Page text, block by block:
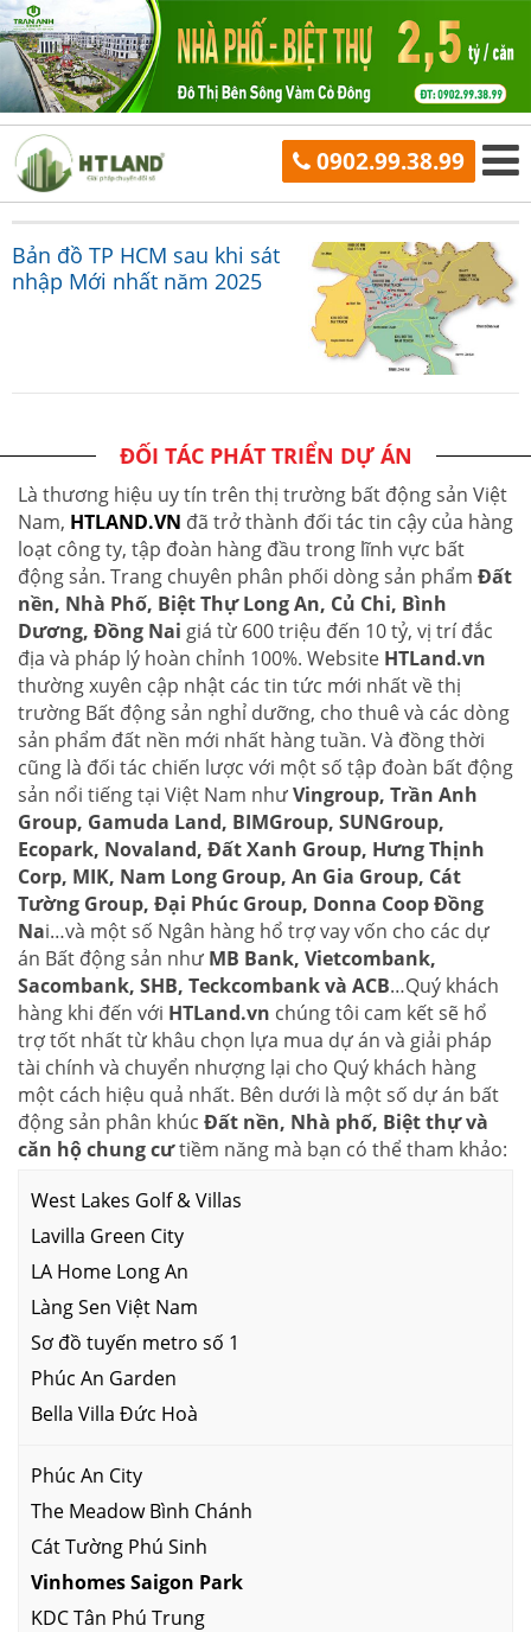
0902.99.38.99
Bản đồ TP HCM sau khi sát
nhập Mới nhất năm 2025
ĐỐI TÁC PHÁT TRIỂN DỰ ÁN
Là thương hiệu uy tín trên thị trường bất động sản Việt
Nam, HTLAND.VN đã trở thành đối tác tin cậy của hàng
loạt công ty, tập đoàn hàng đầu trong lĩnh vực bất
động sản. Trang chuyên phân phối dòng sản phẩm Đất
nền, Nhà Phố, Biệt Thự Long An, Củ Chi, Bình
Dương, Đồng Nai giá từ 600 triệu đến 10 tỷ, vị trí đắc
địa và pháp lý hoàn chỉnh 100%. Website HTLand.vn
thường xuyên cập nhật các tin tức mới nhất về thị
trường Bất động sản nghỉ dưỡng, cho thuê và các dòng
sản phẩm đất nền mới nhất hàng tuần. Và đồng thời
cũng là đối tác chiến lược với một số tập đoàn bất động
sản nổi tiếng tại Việt Nam nhưVingroup, Trần Anh
Group, Gamuda Land, BIMGroup, SUNGroup,
Ecopark, Novaland, Đất Xanh Group, Hưng Thịnh
Corp, MIK, Nam Long Group, An Gia Group, Cát
Tường Group, Đại Phúc Group, Donna Coop Đồng
Nai…và một số Ngân hàng hổ trợ vay vốn cho các dự
án Bất động sản như MB Bank, Vietcombank,
Sacombank, SHB, Teckcombank và ACB…Quý khách
hàng khi đến với HTLand.vn chúng tôi cam kết sẽ hổ
trợ tốt nhất từ khâu chọn lựa mua dự án và giải pháp
tài chính và chuyển nhượng lại cho Quý khách hàng
một cách hiệu quả nhất. Bên dưới là một số dự án bất
động sản phân khúc Đất nền, Nhà phố, Biệt thự và
căn hộ chung cưtiềm năng mà bạn có thể tham khảo:
West Lakes Golf & Villas
Lavilla Green City
LA Home Long An
Làng Sen Việt Nam
Sơ đồ tuyến metro số 1
Phúc An Garden
Bella Villa Đức Hoà
Phúc An City
The Meadow Bình Chánh
Cát Tường Phú Sinh
Vinhomes Saigon Park
KDC Tân Phú Trung